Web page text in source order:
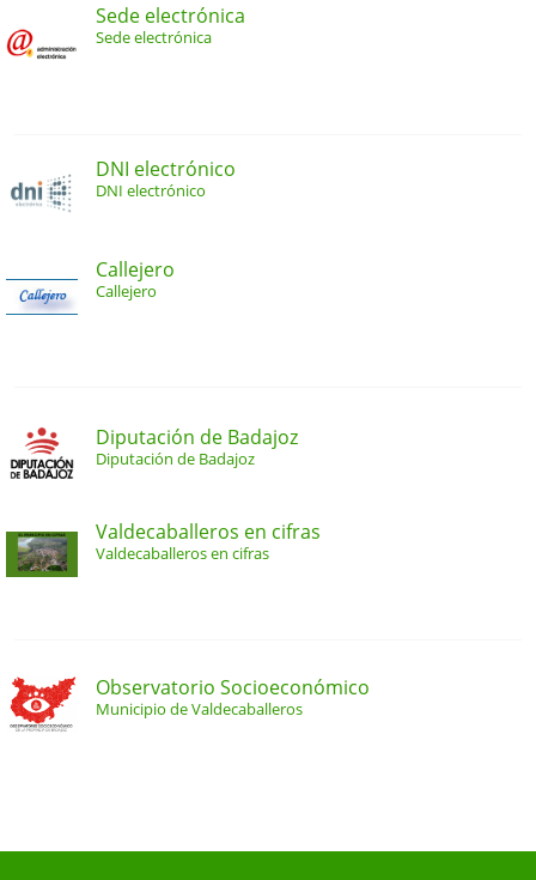
Sede electrónica
Sede electrónica
DNI electrónico
DNI electrónico
Callejero
Callejero
Diputación de Badajoz
Diputación de Badajoz
Valdecaballeros en cifras
Valdecaballeros en cifras
Observatorio Socioeconómico
Municipio de Valdecaballeros